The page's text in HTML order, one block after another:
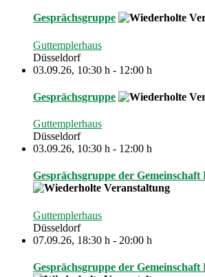
Gesprächsgruppe
Guttemplerhaus
Düsseldorf
03.09.26, 10:30 h - 12:00 h
Gesprächsgruppe
Guttemplerhaus
Düsseldorf
03.09.26, 10:30 h - 12:00 h
Gesprächsgruppe der Gemeinschaft
Guttemplerhaus
Düsseldorf
07.09.26, 18:30 h - 20:00 h
Gesprächsgruppe der Gemeinschaft